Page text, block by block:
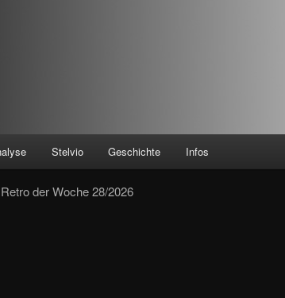
Stelvio Geschichte Infos
der Woche 28/2026